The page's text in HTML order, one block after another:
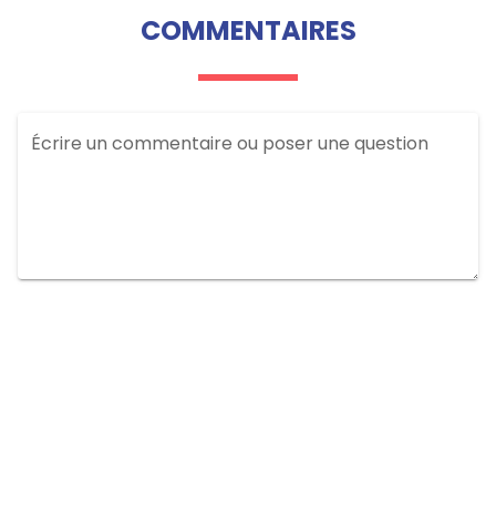
COMMENTAIRES
Écrire un commentaire ou poser une question